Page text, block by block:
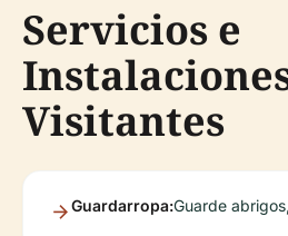
Servicios e
Visitantes
Guardarropa:Guarde